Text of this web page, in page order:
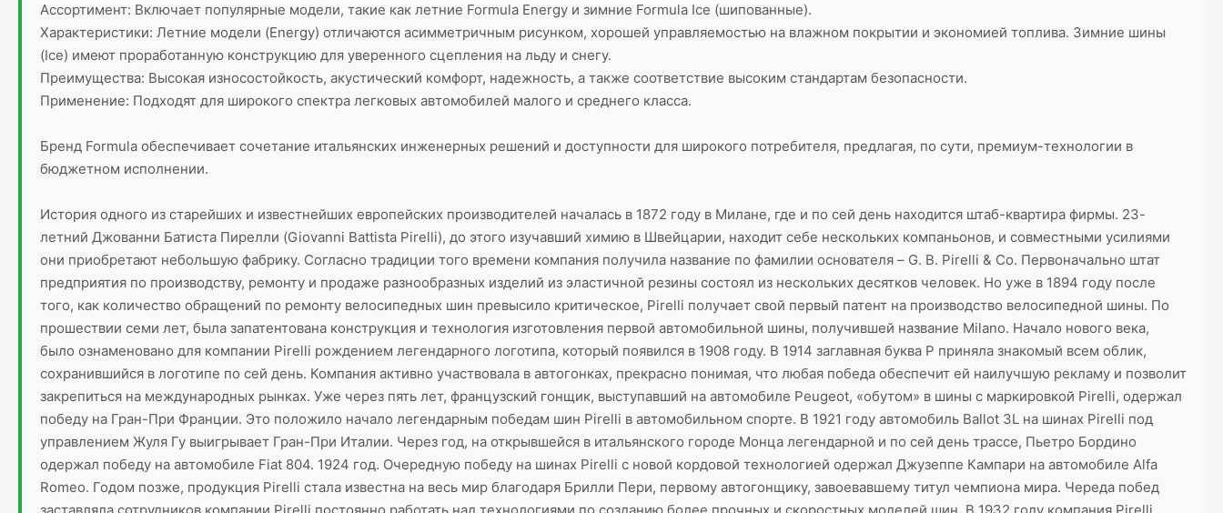
Ассортимент: Включает популярные модели, такие как летние Formula Energy и зимние Formula Ice (шипованные).
Характеристики: Летние модели (Energy) отличаются асимметричным рисунком, хорошей управляемостью на влажном покрытии и экономией топлива. Зимние шины
(Ice) имеют проработанную конструкцию для уверенного сцепления на льду и снегу.
Преимущества: Высокая износостойкость, акустический комфорт, надежность, а также соответствие высоким стандартам безопасности.
Применение: Подходят для широкого спектра легковых автомобилей малого и среднего класса.
Бренд Formula обеспечивает сочетание итальянских инженерных решений и доступности для широкого потребителя, предлагая, по сути, премиум-технологии в
бюджетном исполнении.
История одного из старейших и известнейших европейских производителей началась в 1872 году в Милане, где и по сей день находится штаб-квартира фирмы. 23-
летний Джованни Батиста Пирелли (Giovanni Battista Pirelli), до этого изучавший химию в Швейцарии, находит себе нескольких компаньонов, и совместными усилиями
они приобретают небольшую фабрику. Согласно традиции того времени компания получила название по фамилии основателя – G. B. Pirelli & Co. Первоначально штат
предприятия по производству, ремонту и продаже разнообразных изделий из эластичной резины состоял из нескольких десятков человек. Но уже в 1894 году после
того, как количество обращений по ремонту велосипедных шин превысило критическое, Pirelli получает свой первый патент на производство велосипедной шины. По
прошествии семи лет, была запатентована конструкция и технология изготовления первой автомобильной шины, получившей название Milano. Начало нового века,
было ознаменовано для компании Pirelli рождением легендарного логотипа, который появился в 1908 году. В 1914 заглавная буква P приняла знакомый всем облик,
сохранившийся в логотипе по сей день. Компания активно участвовала в автогонках, прекрасно понимая, что любая победа обеспечит ей наилучшую рекламу и позволит
закрепиться на международных рынках. Уже через пять лет, французский гонщик, выступавший на автомобиле Peugeot, «обутом» в шины с маркировкой Pirelli, одержал
победу на Гран-При Франции. Это положило начало легендарным победам шин Pirelli в автомобильном спорте. В 1921 году автомобиль Ballot 3L на шинах Pirelli под
управлением Жуля Гу выигрывает Гран-При Италии. Через год, на открывшейся в итальянского городе Монца легендарной и по сей день трассе, Пьетро Бордино
одержал победу на автомобиле Fiat 804. 1924 год. Очередную победу на шинах Pirelli с новой кордовой технологией одержал Джузеппе Кампари на автомобиле Alfa
Romeo. Годом позже, продукция Pirelli стала известна на весь мир благодаря Брилли Пери, первому автогонщику, завоевавшему титул чемпиона мира. Череда побед